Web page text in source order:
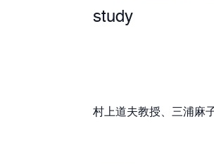
study
村上道夫教授、三浦麻